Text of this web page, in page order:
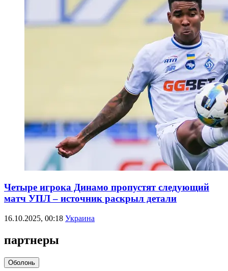
Четыре игрока Динамо пропустят следующий
матч УПЛ – источник раскрыл детали
16.10.2025, 00:18 Украина
партнеры
Оболонь